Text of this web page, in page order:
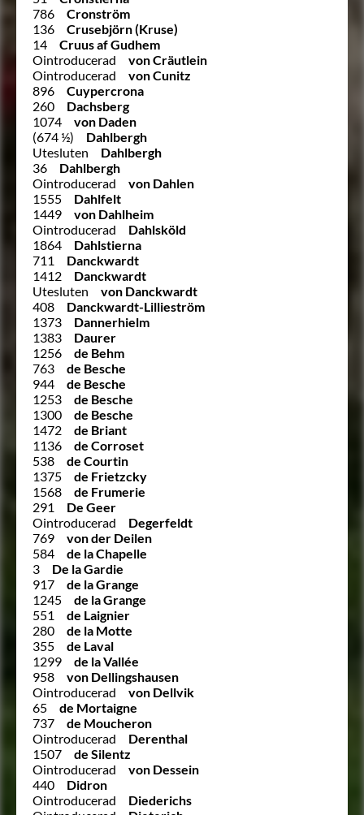
786
Cronström
136
Crusebjörn (Kruse)
14
Cruus af Gudhem
Ointroducerad
von Cräutlein
Ointroducerad
von Cunitz
896
Cuypercrona
260
Dachsberg
1074
von Daden
(674 ½)
Dahlbergh
Utesluten
Dahlbergh
36
Dahlbergh
Ointroducerad
von Dahlen
1555
Dahlfelt
1449
von Dahlheim
Ointroducerad
Dahlsköld
1864
Dahlstierna
711
Danckwardt
1412
Danckwardt
Utesluten
von Danckwardt
408
Danckwardt-Lillieström
1373
Dannerhielm
1383
Daurer
1256
de Behm
763
de Besche
944
de Besche
1253
de Besche
1300
de Besche
1472
de Briant
1136
de Corroset
538
de Courtin
1375
de Frietzcky
1568
de Frumerie
291
De Geer
Ointroducerad
Degerfeldt
769
von der Deilen
584
de la Chapelle
3
De la Gardie
917
de la Grange
1245
de la Grange
551
de Laignier
280
de la Motte
355
de Laval
1299
de la Vallée
958
von Dellingshausen
Ointroducerad
von Dellvik
65
de Mortaigne
737
de Moucheron
Ointroducerad
Derenthal
1507
de Silentz
Ointroducerad
von Dessein
440
Didron
Ointroducerad
Diederichs